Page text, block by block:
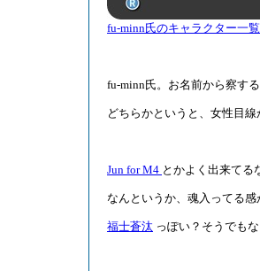
fu-minn氏のキャラクター一覧
fu-minn氏。お名前から察す
どちらかというと、女性目
Jun for M4 とかよく出来てる
なんというか、魂入ってる感
福士蒼汰 っぽい？そうでもな